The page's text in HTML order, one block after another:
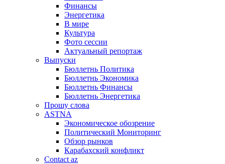
Финансы
Энергетика
В мире
Культура
Фото сессии
Актуальный репортаж
Выпуски
Бюллетнь Политика
Бюллетнь Экономика
Бюллетнь Финансы
Бюллетнь Энергетика
Прошу слова
ASTNA
Экономическое обозрение
Политический Мониторинг
Обзор рынков
Карабахский конфликт
Contact az